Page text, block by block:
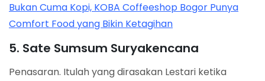
Bukan Cuma Kopi, KOBA Coffeeshop Bogor Punya
Comfort Food yang Bikin Ketagihan
5. Sate Sumsum Suryakencana
Penasaran. Itulah yang dirasakan Lestari ketika